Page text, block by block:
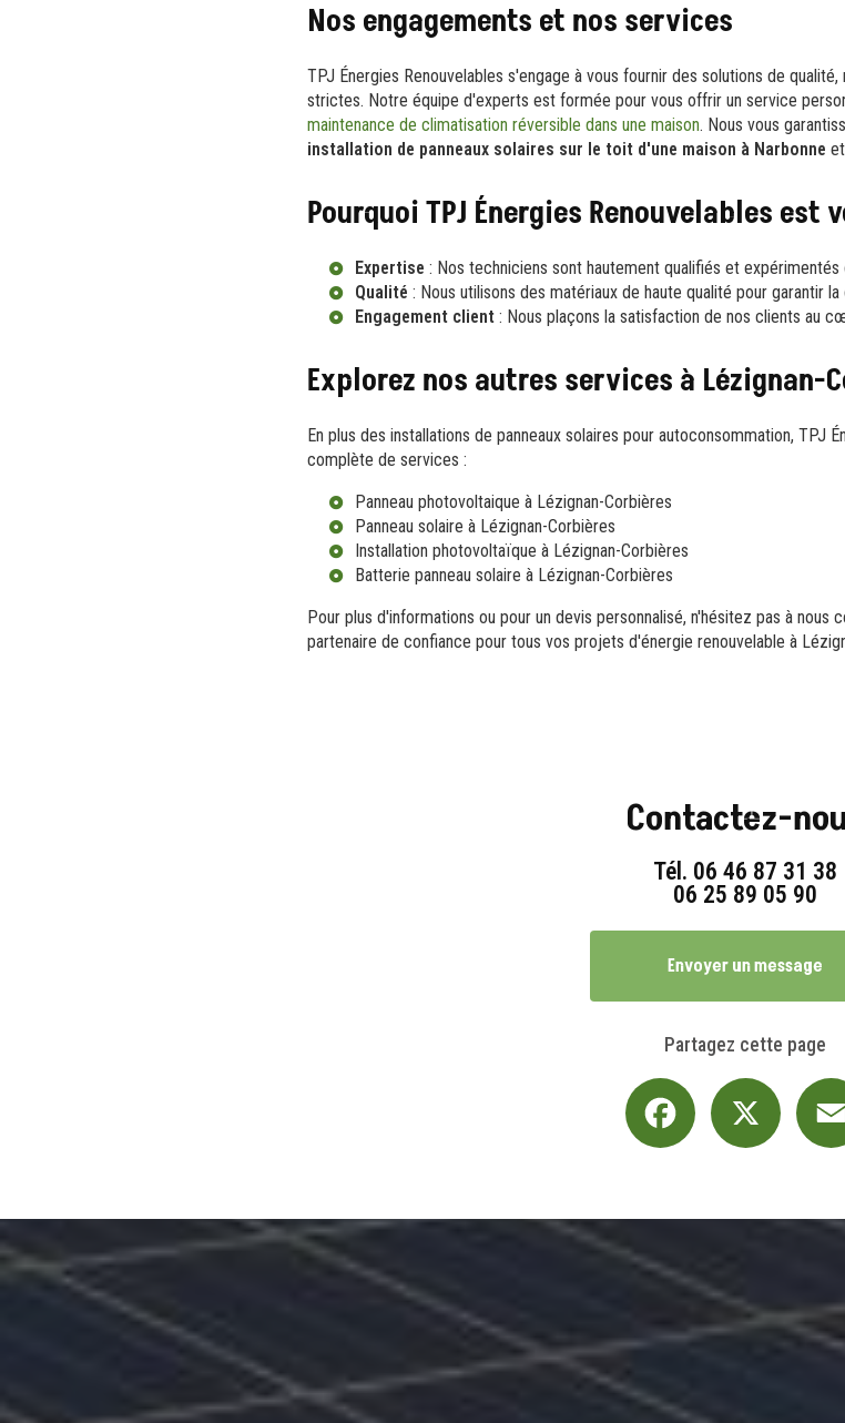
Nos engagements et nos services
TPJ Énergies Renouvelables s'engage à vous fournir des solutions de
strictes. Notre équipe d'experts est formée pour vous offrir un service
maintenance de climatisation réversible dans une maison. Nous vous
installation de panneaux solaires sur le toit d'une maison à Narbonne
Pourquoi TPJ Énergies Renouvelables
Expertise : Nos techniciens sont hautement qualifiés et
Qualité : Nous utilisons des matériaux de haute qualité pour garantir
Engagement client : Nous plaçons la satisfaction de nos clients au
Explorez nos autres services à Lézignan-
En plus des installations de panneaux solaires pour autoconsommation, TPJ
complète de services :
Panneau photovoltaique à Lézignan-Corbières
Panneau solaire à Lézignan-Corbières
Installation photovoltaïque à Lézignan-Corbières
Batterie panneau solaire à Lézignan-Corbières
Pour plus d'informations ou pour un devis personnalisé, n'hésitez pas à nous
partenaire de confiance pour tous vos projets d'énergie renouvelable à
Contactez-
Tél. 06 46 87 31 38
06 25 89 05 90
Envoyer un message
Partagez cette page
Facebook